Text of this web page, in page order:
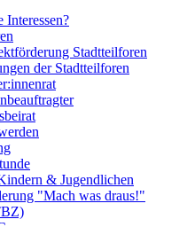
Interessen?
Stadtteilforen
der Stadtteilforen
& Jugendlichen
"Mach was draus!"